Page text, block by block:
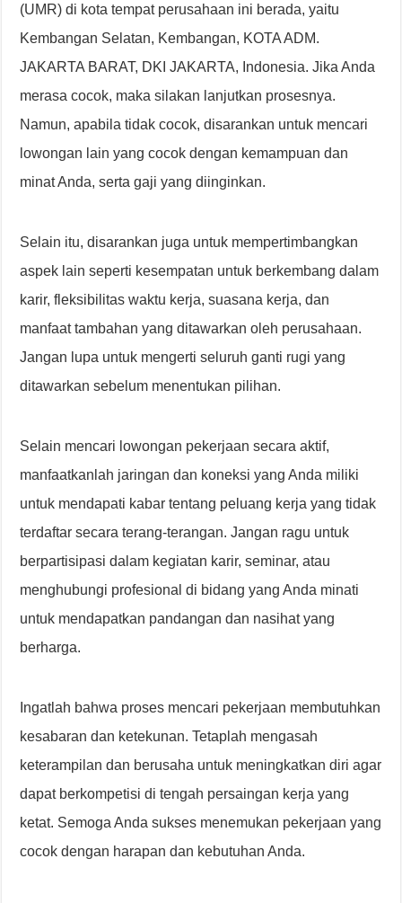
(UMR) di kota tempat perusahaan ini berada, yaitu
Kembangan Selatan, Kembangan, KOTA ADM.
JAKARTA BARAT, DKI JAKARTA, Indonesia. Jika Anda
merasa cocok, maka silakan lanjutkan prosesnya.
Namun, apabila tidak cocok, disarankan untuk mencari
lowongan lain yang cocok dengan kemampuan dan
minat Anda, serta gaji yang diinginkan.
Selain itu, disarankan juga untuk mempertimbangkan
aspek lain seperti kesempatan untuk berkembang dalam
karir, fleksibilitas waktu kerja, suasana kerja, dan
manfaat tambahan yang ditawarkan oleh perusahaan.
Jangan lupa untuk mengerti seluruh ganti rugi yang
ditawarkan sebelum menentukan pilihan.
Selain mencari lowongan pekerjaan secara aktif,
manfaatkanlah jaringan dan koneksi yang Anda miliki
untuk mendapati kabar tentang peluang kerja yang tidak
terdaftar secara terang-terangan. Jangan ragu untuk
berpartisipasi dalam kegiatan karir, seminar, atau
menghubungi profesional di bidang yang Anda minati
untuk mendapatkan pandangan dan nasihat yang
berharga.
Ingatlah bahwa proses mencari pekerjaan membutuhkan
kesabaran dan ketekunan. Tetaplah mengasah
keterampilan dan berusaha untuk meningkatkan diri agar
dapat berkompetisi di tengah persaingan kerja yang
ketat. Semoga Anda sukses menemukan pekerjaan yang
cocok dengan harapan dan kebutuhan Anda.